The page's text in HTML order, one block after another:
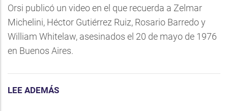
Orsi publicó un video en el que recuerda a Zelmar
Michelini, Héctor Gutiérrez Ruiz, Rosario Barredo y
William Whitelaw, asesinados el 20 de mayo de 1976
en Buenos Aires.
LEE ADEMÁS